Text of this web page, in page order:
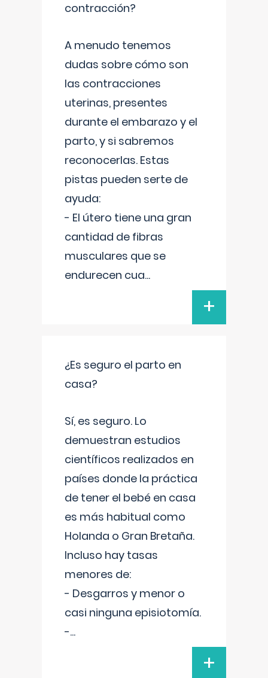
contracción?
A menudo tenemos
dudas sobre cómo son
las contracciones
uterinas, presentes
durante el embarazo y el
parto, y si sabremos
reconocerlas. Estas
pistas pueden serte de
ayuda:
- El útero tiene una gran
cantidad de fibras
musculares que se
endurecen cua...
+
¿Es seguro el parto en
casa?
Sí, es seguro. Lo
demuestran estudios
científicos realizados en
países donde la práctica
de tener el bebé en casa
es más habitual como
Holanda o Gran Bretaña.
Incluso hay tasas
menores de:
- Desgarros y menor o
casi ninguna episiotomía.
-...
+